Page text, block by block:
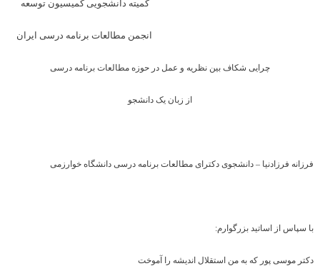
کمیته دانشجویی کمیسیون توسعه
انجمن مطالعات برنامه درسی ایران
چرایی شکاف بین نظریه و عمل در حوزه مطالعات برنامه درسی
از زبان یک دانشجو
فرزانه فرزادنیا – دانشجوی دکترای مطالعات برنامه درسی دانشگاه خوارزمی
با سپاس از اساتید بزرگوارم:
دکتر موسی پور که به من استقلال اندیشه را آموخت